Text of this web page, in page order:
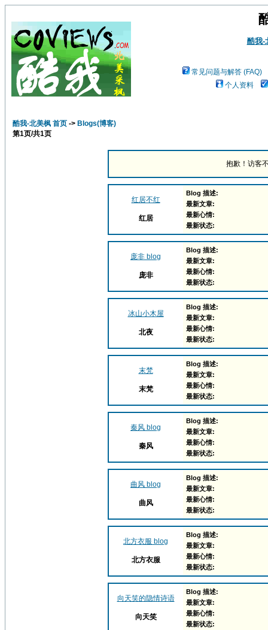
酷我-
常见问题与解答 (FAQ)
个人资料
酷我-北美枫 首页 -> Blogs(博客)
第1页/共1页
抱歉！访客
红居不红
红居
Blog 描述:
最新文章:
最新心情:
最新状态:
庞非 blog
庞非
Blog 描述:
最新文章:
最新心情:
最新状态:
冰山小木屋
北夜
Blog 描述:
最新文章:
最新心情:
最新状态:
末梵
末梵
Blog 描述:
最新文章:
最新心情:
最新状态:
秦风 blog
秦风
Blog 描述:
最新文章:
最新心情:
最新状态:
曲风 blog
曲风
Blog 描述:
最新文章:
最新心情:
最新状态:
北方衣服 blog
北方衣服
Blog 描述:
最新文章:
最新心情:
最新状态:
向天笑的隐情诗语
向天笑
Blog 描述:
最新文章:
最新心情:
最新状态: